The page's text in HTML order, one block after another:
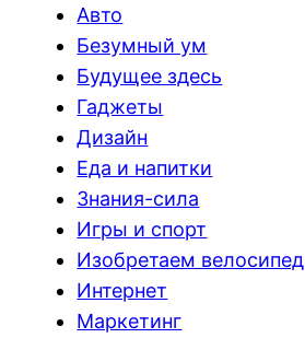
Авто
Безумный ум
Будущее здесь
Гаджеты
Дизайн
Еда и напитки
Знания-сила
Игры и спорт
Изобретаем велосипед
Интернет
Маркетинг